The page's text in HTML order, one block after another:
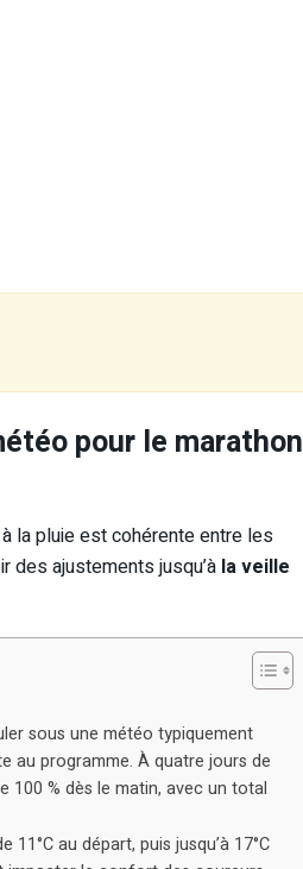
pour le marathon
la pluie est cohérente entre les
des ajustements jusqu’à la veille
sous une météo typiquement
au programme. À quatre jours de
100 % dès le matin, avec un total
au départ, puis jusqu’à 17°C